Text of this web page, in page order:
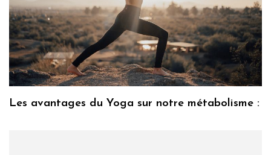
Les avantages du Yoga sur notre métabolisme :